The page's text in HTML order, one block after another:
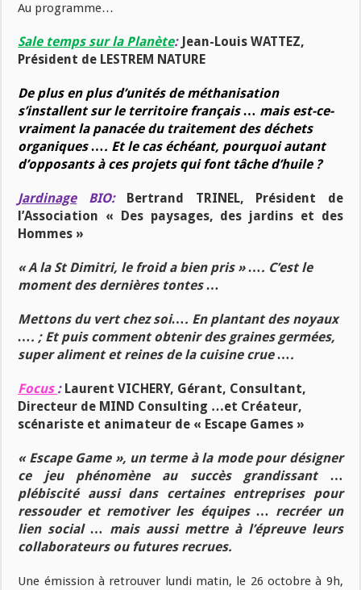
Au programme…
Sale temps sur la Planète: Jean-Louis WATTEZ,
Président de LESTREM NATURE
De plus en plus d’unités de méthanisation
s’installent sur le territoire français … mais est-ce-
vraiment la panacée du traitement des déchets
organiques …. Et le cas échéant, pourquoi autant
d’opposants à ces projets qui font tâche d’huile ?
JardinageBIO:
Bertrand TRINEL, Président de
l’Association « Des paysages, des jardins et des
Hommes »
« A la St Dimitri, le froid a bien pris » …. C’est le
moment des dernières tontes …
Mettons du vert chez soi…. En plantant des noyaux
…. ; Et puis comment obtenir des graines germées,
super aliment et reines de la cuisine crue ….
Focus : Laurent VICHERY, Gérant, Consultant,
Directeur de MIND Consulting …et Créateur,
scénariste et animateur de « Escape Games »
« Escape Game », un terme à la mode pour désigner
ce jeu phénomène au succès grandissant …
plébiscité aussi dans certaines entreprises pour
ressouder et remotiver les équipes … recréer un
lien social … mais aussi mettre à l’épreuve leurs
collaborateurs ou futures recrues.
Une émission à retrouver lundi matin, le 26 octobre à 9h,